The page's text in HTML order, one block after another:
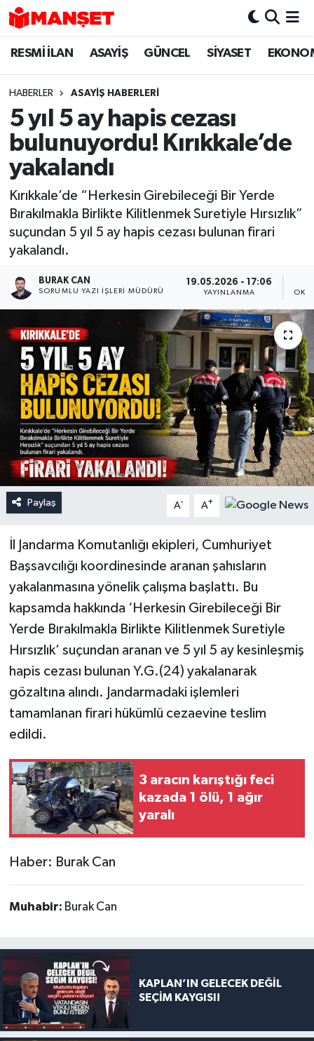
RESMİ İLAN ASAYİŞ GÜNCEL SİYASET
HABERLER ASAYİŞ HABERLERİ
5 yıl 5 ay hapis cezası
bulunuyordu! Kırıkkale’de
yakalandı
Kırıkkale’de “Herkesin Girebileceği Bir Yerde
Bırakılmakla Birlikte Kilitlenmek Suretiyle Hırsızlık”
suçundan 5 yıl 5 ay hapis cezası bulunan firari
yakalandı.
BURAK CAN
SORUMLU YAZI İŞLERI MÜDÜRÜ
19.05.2026 - 17:06
YAYINLANMA
Paylaş A- A+
İl Jandarma Komutanlığı ekipleri, Cumhuriyet
Başsavcılığı koordinesinde aranan şahısların
yakalanmasına yönelik çalışma başlattı. Bu
kapsamda hakkında ‘Herkesin Girebileceği Bir
Yerde Bırakılmakla Birlikte Kilitlenmek Suretiyle
Hırsızlık’ suçundan aranan ve 5 yıl 5 ay kesinleşmiş
hapis cezası bulunan Y.G.(24) yakalanarak
gözaltına alındı. Jandarmadaki işlemleri
tamamlanan firari hükümlü cezaevine teslim
edildi.
3 aracın karıştığı feci
kazada 1 ölü, 1 ağır
yaralı
Haber: Burak Can
Muhabir: Burak Can
KAPLAN’IN GELECEK DEĞİL
SEÇİM KAYGISI!
Hava Durumu
Trafik Durumu
Süper Lig Puan Durumu ve Fikstür
Tüm Manşetler
Son Dakika Haberleri
Haber Arşivi